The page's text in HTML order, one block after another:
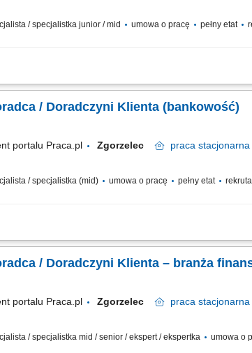
/ specjalistka junior / mid umowa o pracę pełny etat
obowiązków: Prowadzenie telefonicznych rozmów z klientami
/ Doradczyni Klienta (bankowość)
portalu Praca.pl Zgorzelec praca stacjonarna
/ specjalistka (mid) umowa o pracę pełny etat
klientów; utrzymywanie dobrych relacji z klientami;
/ Doradczyni Klienta – branża
portalu Praca.pl Zgorzelec praca stacjonarna
/ specjalistka mid / senior / ekspert / ekspertka umowa o